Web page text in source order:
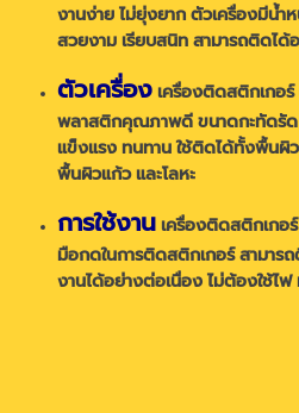
งานง่าย ไม่ยุ่งยาก ตัวเครื่องมีน้ำ
สวยงาม เรียบสนิท สามารถติดได้
ตัวเครื่อง เครื่องติดสติกเกอ
พลาสติกคุณภาพดี ขนาดกะทัดรัด
แข็งแรง ทนทาน ใช้ติดได้ทั้งพื้นผิ
พื้นผิวแก้ว และโลหะ
การใช้งาน เครื่องติดสติกเกอ
มือกดในการติดสติกเกอร์ สามารถ
งานได้อย่างต่อเนื่อง ไม่ต้องใช้ไฟ